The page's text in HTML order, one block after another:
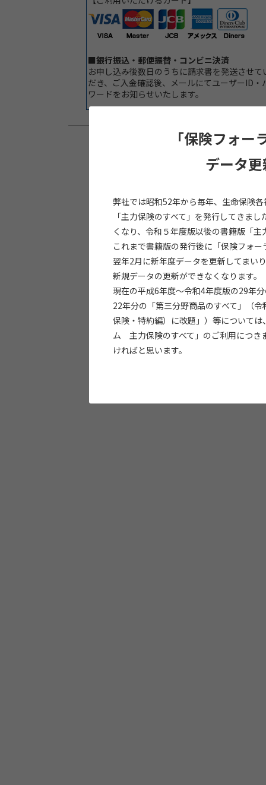
■銀行振込・郵便振替・コンビニ決済
お申し込み後数日のうちに請求書を発送させて
だき、ご入金確認後、メールにてユーザーID・
ワードをお知らせいたします。
「保険フォー
データ
弊社では昭和52年から毎年、生命保険
「主力保険のすべて」を発行してきま
くなり、令和５年度版以後の書籍版「
これまで書籍版の発行後に「保険フォ
翌年2月に新年度データを更新してまい
新規データの更新ができなくなります。
現在の平成6年度～令和4年度版の29年
22年分の「第三分野商品のすべて」（
保険・特約編）に改題」）等について
ム 主力保険のすべて」のご利用につき
ければと思います。